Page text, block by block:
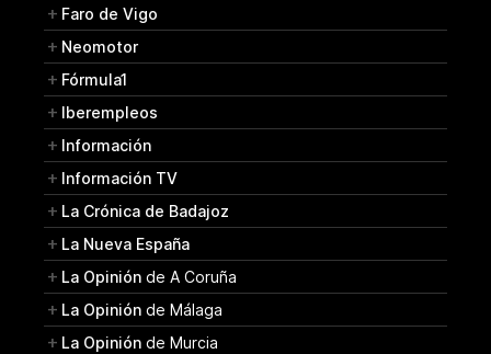
Faro de Vigo
Neomotor
Fórmula1
Iberempleos
Información
Información TV
La Crónica de Badajoz
La Nueva España
La Opinión de A Coruña
La Opinión de Málaga
La Opinión de Murcia